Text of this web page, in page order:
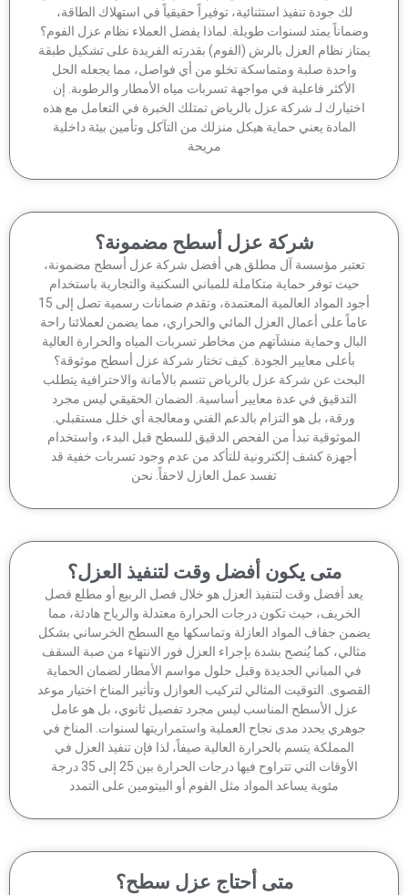
لك جودة تنفيذ استثنائية، توفيراً حقيقياً في استهلاك الطاقة،
يمتد لسنوات طويلة. لماذا يفضل العملاء نظام عزل الفوم؟
نظام العزل بالرش (الفوم) بقدرته الفريدة على تشكيل طبقة
واحدة صلبة ومتماسكة تخلو من أي فواصل، مما يجعله الحل
الأكثر فاعلية في مواجهة تسربات مياه الأمطار والرطوبة. إن
لـ شركة عزل بالرياض تمتلك الخبرة في التعامل مع هذه
المادة يعني حماية هيكل منزلك من التآكل وتأمين بيئة داخلية
شركة عزل أسطح مضمونة؟
مؤسسة آل مطلق هي أفضل شركة عزل أسطح مضمونة،
حيث توفر حماية متكاملة للمباني السكنية والتجارية باستخدام
أجود المواد العالمية المعتمدة، وتقدم ضمانات رسمية تصل إلى 15
على أعمال العزل المائي والحراري، مما يضمن لعملائنا راحة
وحماية منشآتهم من مخاطر تسربات المياه والحرارة العالية
بأعلى معايير الجودة. كيف تختار شركة عزل أسطح موثوقة؟
عن شركة عزل بالرياض تتسم بالأمانة والاحترافية يتطلب
التدقيق في عدة معايير أساسية. الضمان الحقيقي ليس مجرد
ورقة، بل هو التزام بالدعم الفني ومعالجة أي خلل مستقبلي.
الموثوقية تبدأ من الفحص الدقيق للسطح قبل البدء، واستخدام
أجهزة كشف إلكترونية للتأكد من عدم وجود تسربات خفية قد
تفسد عمل العازل لاحقاً. نحن
متى يكون أفضل وقت لتنفيذ العزل؟
أفضل وقت لتنفيذ العزل هو خلال فصل الربيع أو مطلع فصل
الخريف، حيث تكون درجات الحرارة معتدلة والرياح هادئة، مما
جفاف المواد العازلة وتماسكها مع السطح الخرساني بشكل
كما يُنصح بشدة بإجراء العزل فور الانتهاء من صبة السقف
في المباني الجديدة وقبل حلول مواسم الأمطار لضمان الحماية
التوقيت المثالي لتركيب العوازل وتأثير المناخ اختيار موعد
عزل الأسطح المناسب ليس مجرد تفصيل ثانوي، بل هو عامل
يحدد مدى نجاح العملية واستمراريتها لسنوات. المناخ في
المملكة يتسم بالحرارة العالية صيفاً، لذا فإن تنفيذ العزل في
الأوقات التي تتراوح فيها درجات الحرارة بين 25 إلى 35 درجة
مئوية يساعد المواد مثل الفوم أو البيتومين على التمدد
متى أحتاج عزل سطح؟